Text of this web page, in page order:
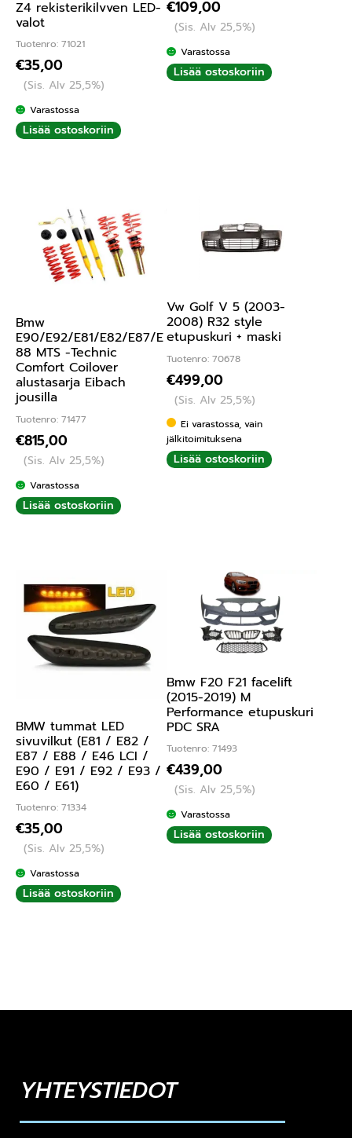
Z4 rekisterikilvven LED-
valot
Tuotenro: 71021
€35,00
(Sis. Alv 25,5%)
Varastossa
Lisää ostoskoriin
€109,00
(Sis. Alv 25,5%)
Varastossa
Lisää ostoskoriin
Bmw
E90/E92/E81/E82/E87/E
88 MTS -Technic
Comfort Coilover
alustasarja Eibach
jousilla
Tuotenro: 71477
€815,00
(Sis. Alv 25,5%)
Varastossa
Lisää ostoskoriin
Vw Golf V 5 (2003-
2008) R32 style
etupuskuri + maski
Tuotenro: 70678
€499,00
(Sis. Alv 25,5%)
Ei varastossa, vain
jälkitoimituksena
Lisää ostoskoriin
BMW tummat LED
sivuvilkut (E81 / E82 /
E87 / E88 / E46 LCI /
E90 / E91 / E92 / E93 /
E60 / E61)
Tuotenro: 71334
€35,00
(Sis. Alv 25,5%)
Varastossa
Lisää ostoskoriin
Bmw F20 F21 facelift
(2015-2019) M
Performance etupuskuri
PDC SRA
Tuotenro: 71493
€439,00
(Sis. Alv 25,5%)
Varastossa
Lisää ostoskoriin
YHTEYSTIEDOT